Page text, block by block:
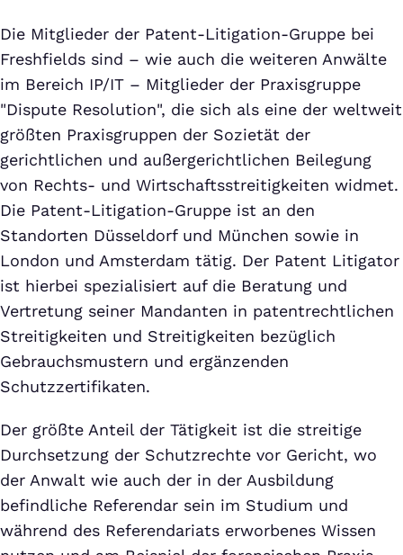
Die Mitglieder der Patent-Litigation-Gruppe bei
Freshfields sind – wie auch die weiteren Anwälte
im Bereich IP/IT – Mitglieder der Praxisgruppe
"Dispute Resolution", die sich als eine der weltweit
größten Praxisgruppen der Sozietät der
gerichtlichen und außergerichtlichen Beilegung
von Rechts- und Wirtschaftsstreitigkeiten widmet.
Die Patent-Litigation-Gruppe ist an den
Standorten Düsseldorf und München sowie in
London und Amsterdam tätig. Der Patent Litigator
ist hierbei spezialisiert auf die Beratung und
Vertretung seiner Mandanten in patentrechtlichen
Streitigkeiten und Streitigkeiten bezüglich
Gebrauchsmustern und ergänzenden
Schutzzertifikaten.
Der größte Anteil der Tätigkeit ist die streitige
Durchsetzung der Schutzrechte vor Gericht, wo
der Anwalt wie auch der in der Ausbildung
befindliche Referendar sein im Studium und
während des Referendariats erworbenes Wissen